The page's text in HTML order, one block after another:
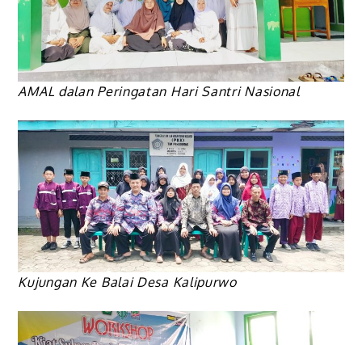
AMAL dalan Peringatan Hari Santri Nasional
Kujungan Ke Balai Desa Kalipurwo